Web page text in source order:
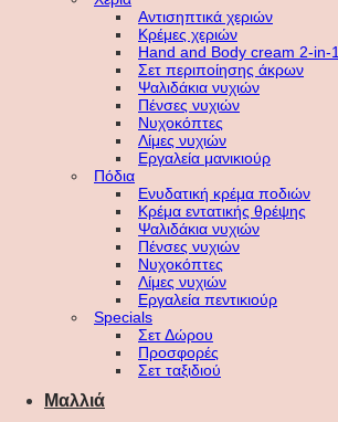
Αντισηπτικά χεριών
Κρέμες χεριών
Hand and Body cream 2-in-1
Σετ περιποίησης άκρων
Ψαλιδάκια νυχιών
Πένσες νυχιών
Νυχοκόπτες
Λίμες νυχιών
Εργαλεία μανικιούρ
Πόδια
Ενυδατική κρέμα ποδιών
Κρέμα εντατικής θρέψης
Ψαλιδάκια νυχιών
Πένσες νυχιών
Νυχοκόπτες
Λίμες νυχιών
Εργαλεία πεντικιούρ
Specials
Σετ Δώρου
Προσφορές
Σετ ταξιδιού
Μαλλιά